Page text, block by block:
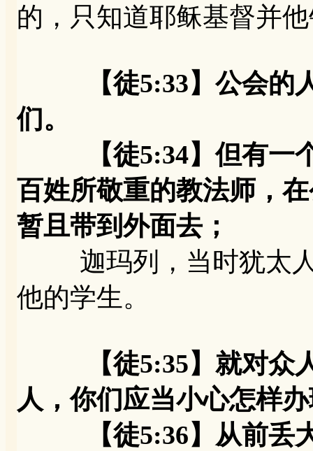
的，只知道耶稣基督并
【徒5:33】公会的
们。
【徒5:34】但有一个
百姓所敬重的教法师，
暂且带到外面去；
迦玛列，当时犹太人
他的学生。
【徒5:35】就对
人，你们应当小心怎样
【徒5:36】从前丢大